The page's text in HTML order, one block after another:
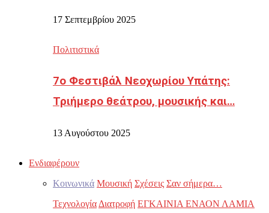
17 Σεπτεμβρίου 2025
Πολιτιστικά
7ο Φεστιβάλ Νεοχωρίου Υπάτης:
Τριήμερο θεάτρου, μουσικής και…
13 Αυγούστου 2025
Ενδιαφέρουν
Κοινωνικά Μουσική Σχέσεις Σαν σήμερα…
Τεχνολογία Διατροφή ΕΓΚΑΙΝΙΑ ΕΝΑΟΝ ΛΑΜΙΑ